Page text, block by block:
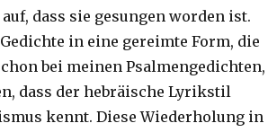
dass sie gesungen worden ist.
in eine gereimte Form, die
bei meinen Psalmengedichten,
dass der hebräische Lyrikstil
kennt. Diese Wiederholung in